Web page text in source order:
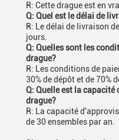
R: Cette drague est en
Q: Quel est le délai de
R: Le délai de livraison
jours.
Q: Quelles sont les
drague?
R: Les conditions de
30% de dépôt et de 70%
Q: Quelle est la
drague?
R: La capacité
de 30 ensembles par an.